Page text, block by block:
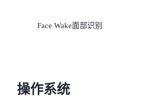
Face Wake面部识别
操作系统